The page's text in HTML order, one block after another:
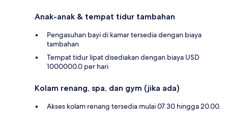
Anak-anak & tempat tidur tambahan
Pengasuhan bayi di kamar tersedia dengan biaya
tambahan
Tempat tidur lipat disediakan dengan biaya USD
1000000.0 per hari
Kolam renang, spa, dan gym (jika ada)
Akses kolam renang tersedia mulai 07.30 hingga 20.00.